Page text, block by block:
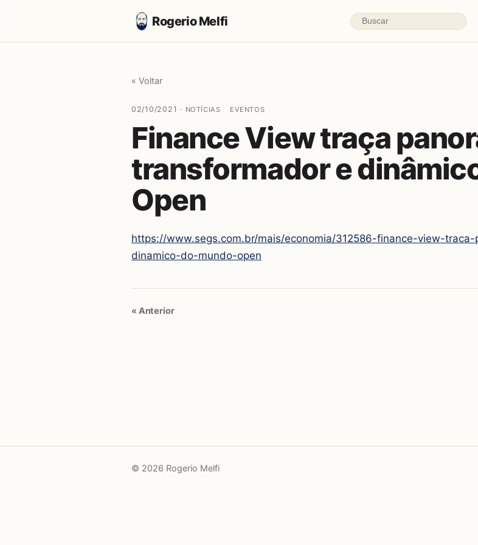
Rogerio Melfi
« Voltar
02/10/2021 · NOTÍCIAS EVENTOS
Finance View traça
transformador e
Open
https://www.segs.com.br/mais/economia/312586-finance-view-
dinamico-do-mundo-open
« Anterior
© 2026 Rogerio Melfi